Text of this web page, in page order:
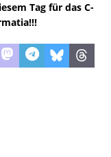
Tag für das C-